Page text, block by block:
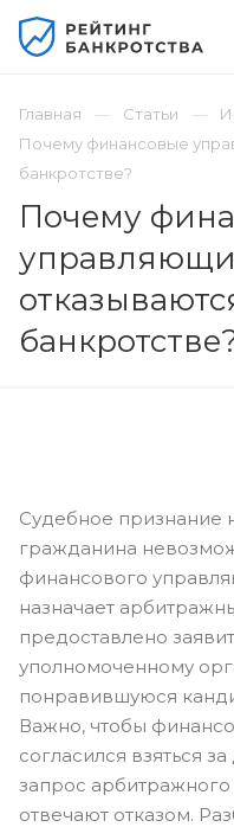
Главная Статьи
Почему финансовые
банкротстве?
Почему
Судебное признание
гражданина
финансового
назначает
предоставлено
уполномоченному
понравившуюся
Важно, чтобы
согласился взяться
запрос
отвечают отказом.